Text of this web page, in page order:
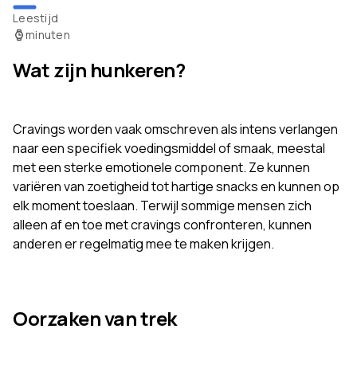
Leestijd
minuten
Wat zijn hunkeren?
Cravings worden vaak omschreven als intens verlangen
naar een specifiek voedingsmiddel of smaak, meestal
met een sterke emotionele component. Ze kunnen
variëren van zoetigheid tot hartige snacks en kunnen op
elk moment toeslaan. Terwijl sommige mensen zich
alleen af en toe met cravings confronteren, kunnen
anderen er regelmatig mee te maken krijgen.
Oorzaken van trek